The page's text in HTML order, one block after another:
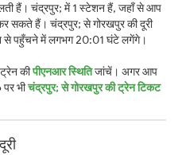
हैं। चंद्रपुर; में 1 स्टेशन हैं, जहाँ से आप
सकते हैं। चंद्रपुर; से गोरखपुर की दूरी
से पहुँचने में लगभग 20:01 घंटे लगेंगे।
कीपीएनआर स्थितिजांचें। अगर आप
पर भीचंद्रपुर; से गोरखपुर की ट्रेन टिकट